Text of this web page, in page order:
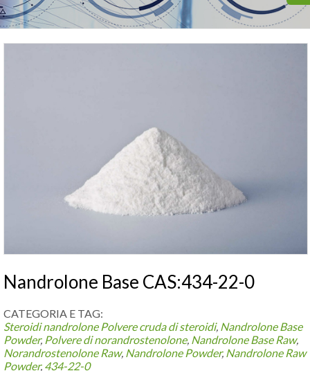
Nandrolone Base CAS:434-22-0
CATEGORIA E TAG:
Steroidi nandrolone Polvere cruda di steroidi, Nandrolone Base
Powder, Polvere di norandrostenolone, Nandrolone Base Raw,
Norandrostenolone Raw, Nandrolone Powder, Nandrolone Raw
Powder, 434-22-0